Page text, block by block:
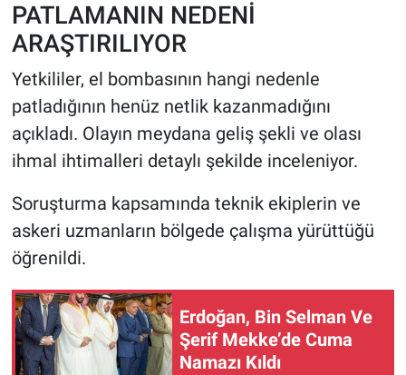
PATLAMANIN NEDENİ
ARAŞTIRILIYOR
Yetkililer, el bombasının hangi nedenle
patladığının henüz netlik kazanmadığını
açıkladı. Olayın meydana geliş şekli ve olası
ihmal ihtimalleri detaylı şekilde inceleniyor.
Soruşturma kapsamında teknik ekiplerin ve
askeri uzmanların bölgede çalışma yürüttüğü
öğrenildi.
Erdoğan, Bin Selman Ve
Şerif Mekke’de Cuma
Namazı Kıldı